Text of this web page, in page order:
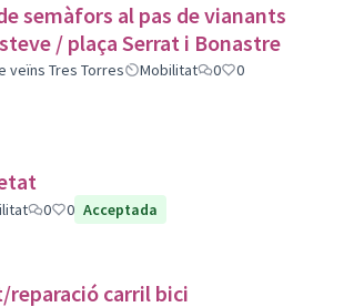
semàfors al pas de vianants
Esteve / plaça Serrat i Bonastre
veïns Tres Torres Mobilitat 0
0
0 0 Acceptada
carril bici